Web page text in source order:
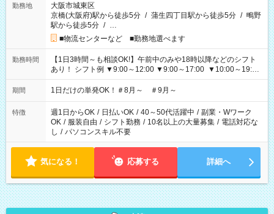
勤務地
大阪市城東区
京橋(大阪府)駅から徒歩5分 / 蒲生四丁目駅から徒歩5分 / 鴫野
駅から徒歩5分 / …
■物流センターなど ■勤務地選べます
勤務時間
【1日3時間～も相談OK!】午前中のみや18時以降などのシフト
あり！ シフト例 ▼9:00～12:00 ▼9:00～17:00 ▼10:00～19:00
▼18:00～21:00
期間 1日だけの単発OK！＃8月～ ＃9月～
特徴 週1日からOK / 日払いOK / 40～50代活躍中 / 副業・Wワーク
OK / 服装自由 / シフト勤務 / 10名以上の大量募集 / 電話対応な
し / パソコンスキル不要
気になる！ 応募する 詳細へ